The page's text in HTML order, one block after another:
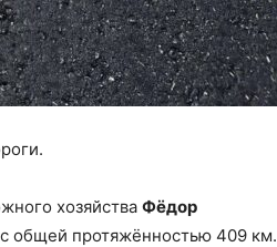
хозяйства Фёдор
общей протяжённостью 409 км.